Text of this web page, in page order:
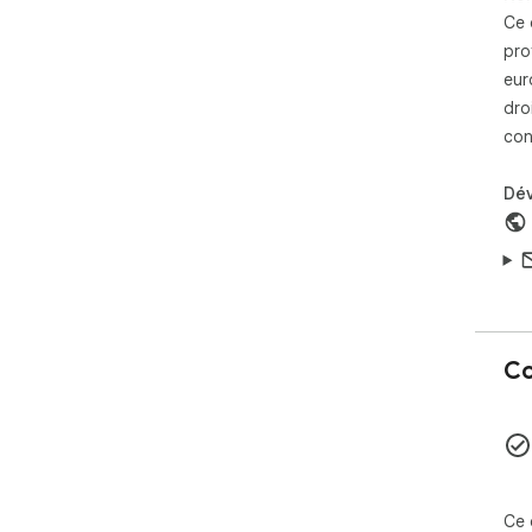
Ce
Ce